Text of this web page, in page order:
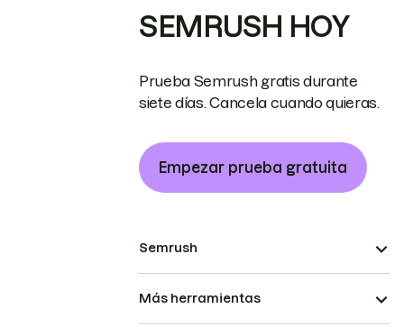
SEMRUSH HOY
Prueba Semrush gratis durante
siete días. Cancela cuando quieras.
Empezar prueba gratuita
Semrush
Más herramientas